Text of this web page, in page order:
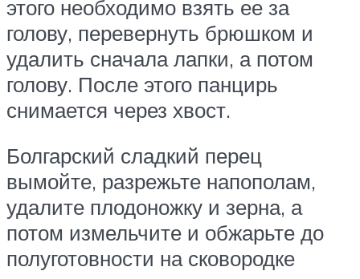
этого необходимо взять ее за
голову, перевернуть брюшком и
удалить сначала лапки, а потом
голову. После этого панцирь
снимается через хвост.
Болгарский сладкий перец
вымойте, разрежьте напополам,
удалите плодоножку и зерна, а
потом измельчите и обжарьте до
полуготовности на сковородке